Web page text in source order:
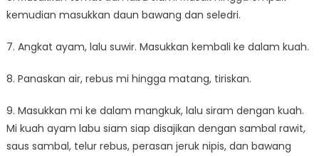
kemudian masukkan daun bawang dan seledri.
7. Angkat ayam, lalu suwir. Masukkan kembali ke dalam kuah.
8. Panaskan air, rebus mi hingga matang, tiriskan.
9. Masukkan mi ke dalam mangkuk, lalu siram dengan kuah.
Mi kuah ayam labu siam siap disajikan dengan sambal rawit,
saus sambal, telur rebus, perasan jeruk nipis, dan bawang